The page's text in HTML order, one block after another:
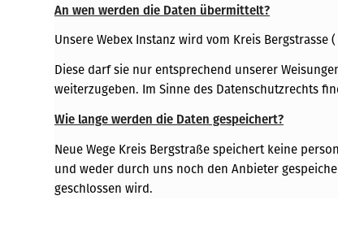
An wen werden die Daten übermittelt?
Unsere Webex Instanz wird vom Kreis Bergstrasse
Diese darf sie nur entsprechend unserer
weiterzugeben. Im Sinne des Datenschutzrechts
Wie lange werden die Daten gespeichert?
Neue Wege Kreis Bergstraße speichert keine
und weder durch uns noch den Anbieter
geschlossen wird.